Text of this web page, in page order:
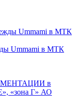
Ummami в МТК